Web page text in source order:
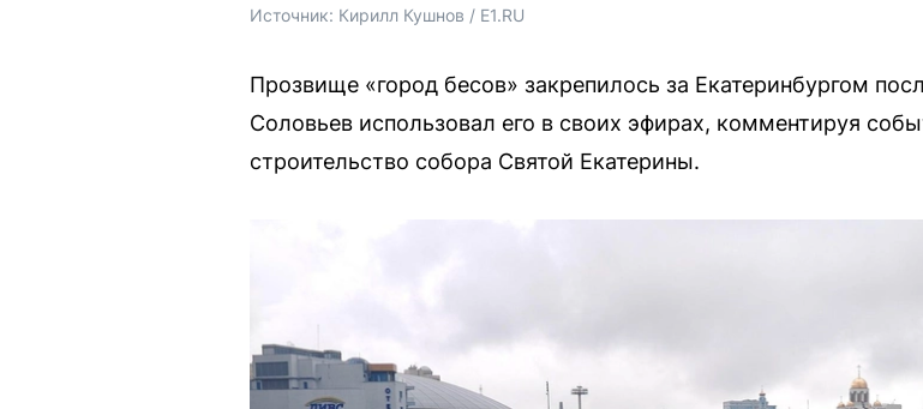
Источник: Кирилл Кушнов / E1.RU
Прозвище «город бесов» закрепилось за Екатеринбургом
Соловьев использовал его в своих эфирах, комментируя
строительство собора Святой Екатерины.